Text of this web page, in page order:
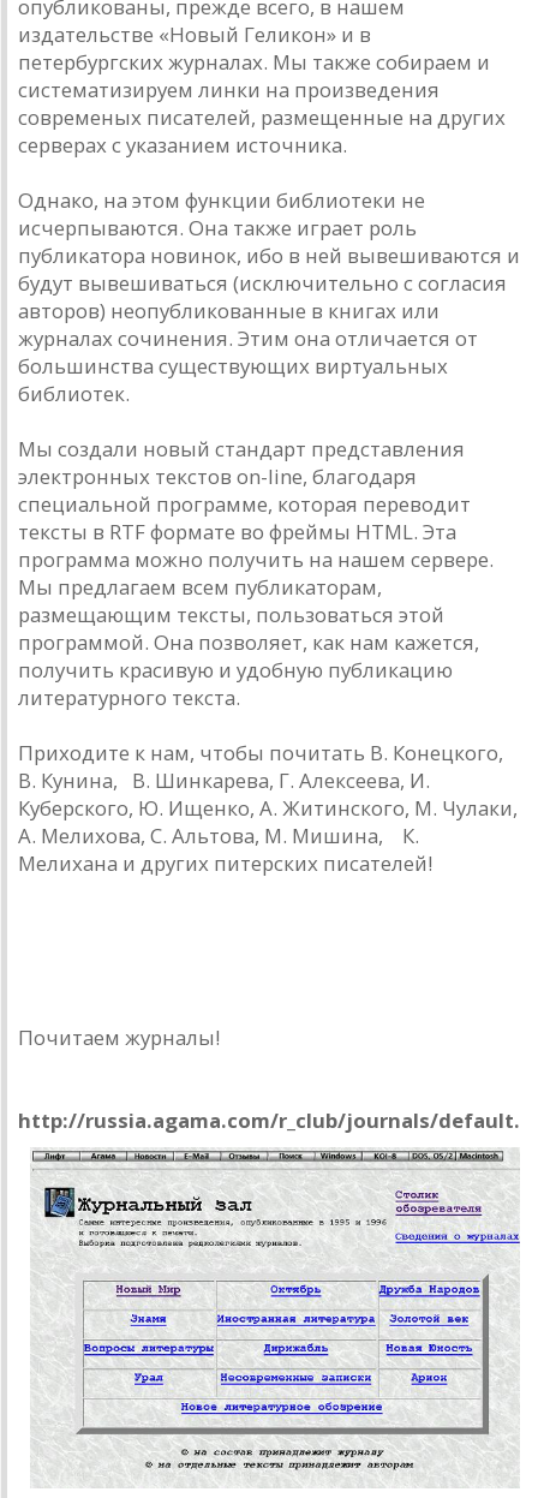
опубликованы, прежде всего, в нашем
издательстве «Новый Геликон» и в
петербургских журналах. Мы также собираем и
систематизируем линки на произведения
современых писателей, размещенные на других
серверах с указанием источника.
Однако, на этом функции библиотеки не
исчерпываются. Она также играет роль
публикатора новинок, ибо в ней вывешиваются и
будут вывешиваться (исключительно с согласия
авторов) неопубликованные в книгах или
журналах сочинения. Этим она отличается от
большинства существующих виртуальных
библиотек.
Мы создали новый стандарт представления
электронных текстов on-line, благодаря
специальной программе, которая переводит
тексты в RTF формате во фреймы HTML. Эта
программа можно получить на нашем сервере.
Мы предлагаем всем публикаторам,
размещающим тексты, пользоваться этой
программой. Она позволяет, как нам кажется,
получить красивую и удобную публикацию
литературного текста.
Приходите к нам, чтобы почитать В. Конецкого,
В. Кунина, В. Шинкарева, Г. Алексеева, И.
Куберского, Ю. Ищенко, А. Житинского, М. Чулаки,
А. Мелихова, С. Альтова, М. Мишина, К.
Мелихана и других питерских писателей!
Почитаем журналы!
http://russia.agama.com/r_club/journals/